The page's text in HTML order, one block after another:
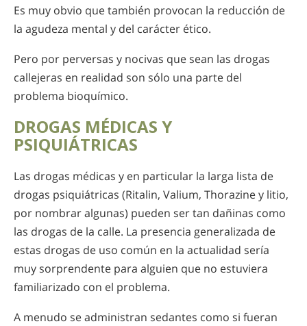
Es muy obvio que también provocan la reducción de
la agudeza mental y del carácter ético.
Pero por perversas y nocivas que sean las drogas
callejeras en realidad son sólo una parte del
problema bioquímico.
DROGAS MÉDICAS Y
PSIQUIÁTRICAS
Las drogas médicas y en particular la larga lista de
drogas psiquiátricas (Ritalin, Valium, Thorazine y litio,
por nombrar algunas) pueden ser tan dañinas como
las drogas de la calle. La presencia generalizada de
estas drogas de uso común en la actualidad sería
muy sorprendente para alguien que no estuviera
familiarizado con el problema.
A menudo se administran sedantes como si fueran